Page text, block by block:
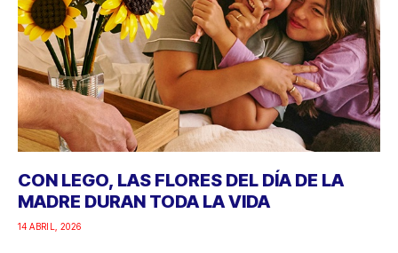
CON LEGO, LAS FLORES DEL DÍA DE LA
MADRE DURAN TODA LA VIDA
14 ABRIL, 2026